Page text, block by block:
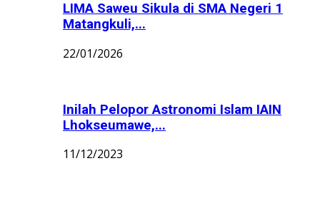
LIMA Saweu Sikula di SMA Negeri 1
Matangkuli,...
22/01/2026
Inilah Pelopor Astronomi Islam IAIN
Lhokseumawe,...
11/12/2023